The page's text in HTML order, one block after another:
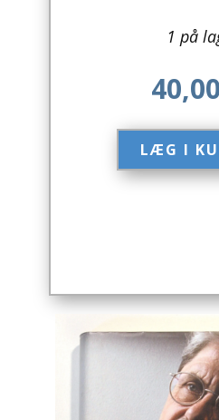
Børnebøger
Drikkevare / Øl /
Engelsk
1 på
40,00
LÆG I